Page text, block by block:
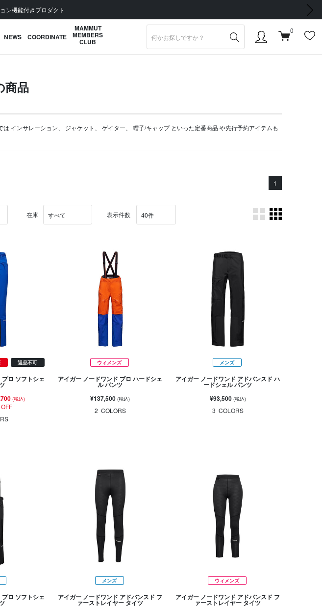
) 以上 送料無料】 次の画像
NEWS COORDINATE
MAMMUT
MEMBERS
CLUB
0
商品
は インサレーション ジャケット ゲイター 帽子/キャップといった定番商品 や先行予約アイテムも
1
在庫 表示件数
返品不可
ロ ソフトシェ
(税込)
ウィメンズ
アイガー ノードワンド プロ ハードシェ
ル パンツ
¥137,500(税込)
2 COLORS
メンズ
アイガー ノードワンド アドバンスド ハ
ードシェル パンツ
¥93,500 (税込)
3 COLORS
ロ ソフトシェ
メンズ
アイガー ノードワンド アドバンスド フ
ァーストレイヤー タイツ
ウィメンズ
アイガー ノードワンド アドバンスド フ
ァーストレイヤー タイツ